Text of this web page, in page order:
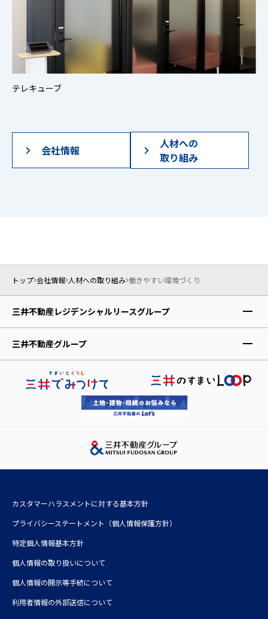
テレキューブ
会社情報
人材への
取り組み
トップ 会社情報 人材への取り組み 働きやすい環境づくり
三井不動産レジデンシャルリースグループ
レジデントファースト株式会社
株式会社アコモデーションファースト
レジデントアシスタンス株式会社
レジデントインシュアランス少額短期保険株式会社
三井不動産グループ
三井不動産株式会社
三井不動産レジデンシャル株式会社
三井不動産リアルティ株式会社
三井デザインテック株式会社
三井不動産レジデンシャルサービス株式会社
カスタマーハラスメントに対する基本方針
プライバシーステートメント（個人情報保護方針）
特定個人情報基本方針
個人情報の取り扱いについて
個人情報の開示等手続について
利⽤者情報の外部送信について